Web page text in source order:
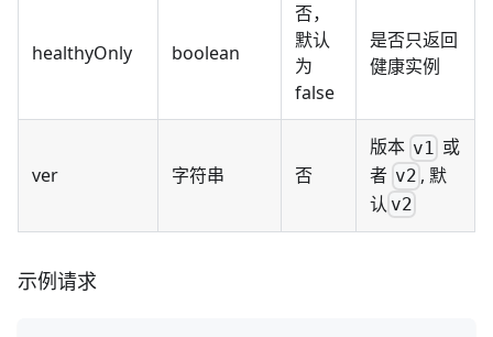
healthyOnly boolean
否，
默认
为
false
是否只返回
健康实例
ver 字符串 否
版本 v1 或
者 v2 , 默
认 v2
示例请求